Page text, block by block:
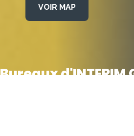
VOIR MAP
Bureaux d'INTERIM